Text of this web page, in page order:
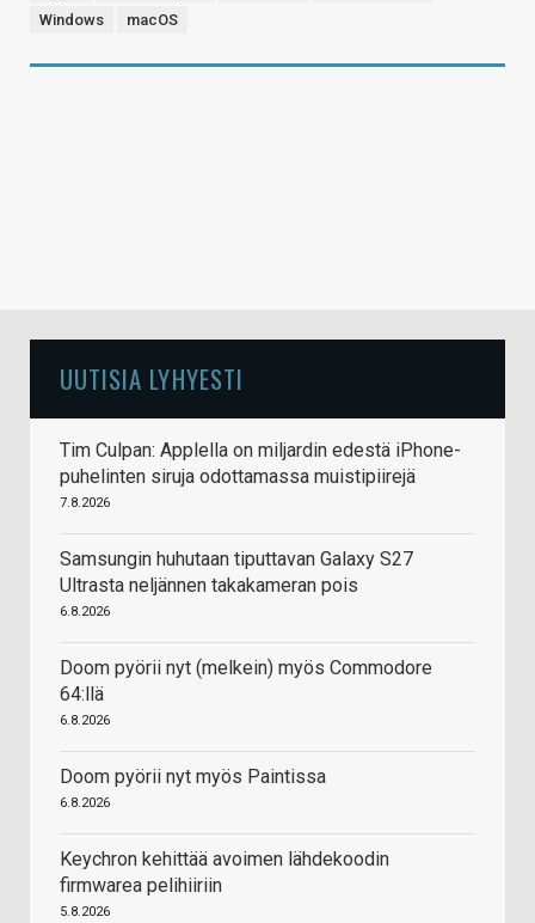
Windows
macOS
UUTISIA LYHYESTI
Tim Culpan: Applella on miljardin edestä iPhone-
puhelinten siruja odottamassa muistipiirejä
7.8.2026
Samsungin huhutaan tiputtavan Galaxy S27
Ultrasta neljännen takakameran pois
6.8.2026
Doom pyörii nyt (melkein) myös Commodore
64:llä
6.8.2026
Doom pyörii nyt myös Paintissa
6.8.2026
Keychron kehittää avoimen lähdekoodin
firmwarea pelihiiriin
5.8.2026